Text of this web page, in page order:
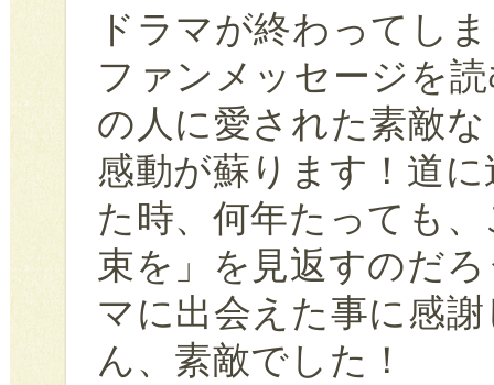
ドラマが終わってし
ファンメッセージを
の人に愛された素敵
感動が蘇ります！道
た時、何年たっても
束を」を見返すのだ
マに出会えた事に感
ん、素敵でした！